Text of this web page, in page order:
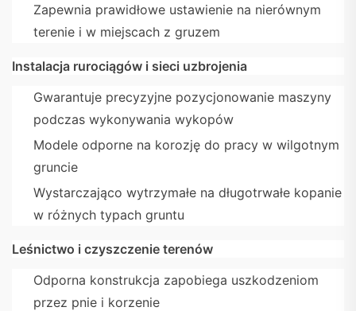
Zapewnia prawidłowe ustawienie na nierównym
terenie i w miejscach z gruzem
Instalacja rurociągów i sieci uzbrojenia
Gwarantuje precyzyjne pozycjonowanie maszyny
podczas wykonywania wykopów
Modele odporne na korozję do pracy w wilgotnym
gruncie
Wystarczająco wytrzymałe na długotrwałe kopanie
w różnych typach gruntu
Leśnictwo i czyszczenie terenów
Odporna konstrukcja zapobiega uszkodzeniom
przez pnie i korzenie